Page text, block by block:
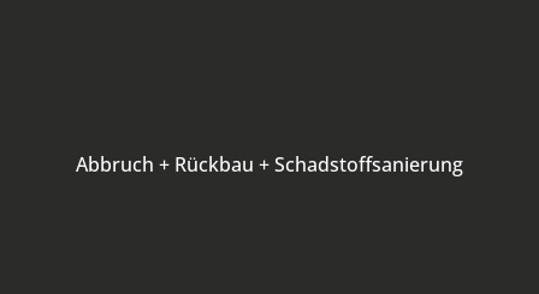
Abbruch + Rückbau + Schadstoffsanierung